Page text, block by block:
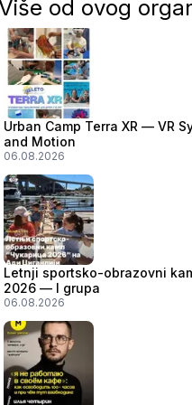
od ovog
Urban Camp Terra XR — VR
and Motion
06.08.2026
Letnji sportsko-obrazovni
2026 — I grupa
06.08.2026